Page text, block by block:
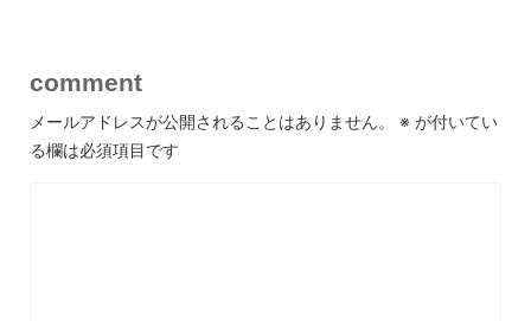
comment
メールアドレスが公開されることはありません。 ※ が付いてい
る欄は必須項目です